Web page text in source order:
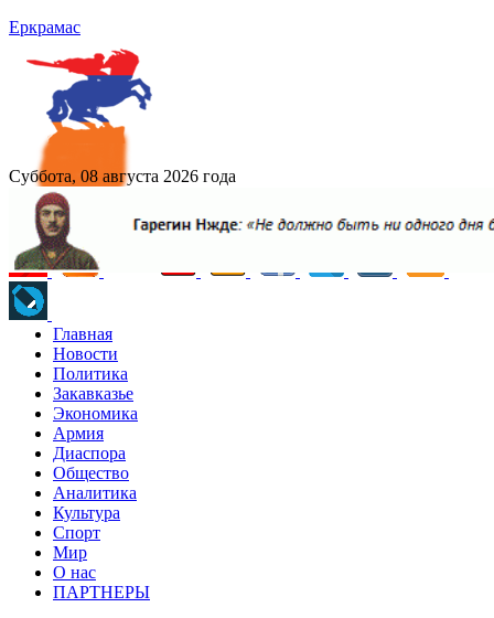
Еркрамас
Суббота, 08 августа 2026 года
Главная
Новости
Политика
Закавказье
Экономика
Армия
Диаспора
Общество
Аналитика
Культура
Спорт
Мир
О нас
ПАРТНЕРЫ